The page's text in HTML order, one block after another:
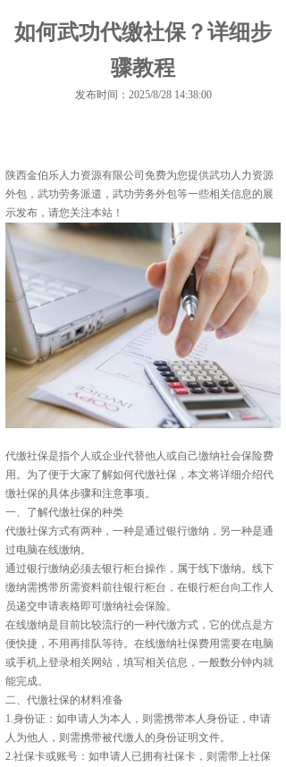
如何武功代缴社保？详细步
骤教程
发布时间：2025/8/28 14:38:00
陕西金伯乐人力资源有限公司免费为您提供武功人力资源
外包 ，武功劳务派遣，武功劳务外包等一些相关信息的展
示发布，请您关注本站！
代缴社保是指个人或企业代替他人或自己缴纳社会保险费
用。为了便于大家了解如何代缴社保，本文将详细介绍代
缴社保的具体步骤和注意事项。
一、了解代缴社保的种类
代缴社保方式有两种，一种是通过银行缴纳，另一种是通
过电脑在线缴纳。
通过银行缴纳必须去银行柜台操作，属于线下缴纳。线下
缴纳需携带所需资料前往银行柜台，在银行柜台向工作人
员递交申请表格即可缴纳社会保险。
在线缴纳是目前比较流行的一种代缴方式，它的优点是方
便快捷，不用再排队等待。在线缴纳社保费用需要在电脑
或手机上登录相关网站，填写相关信息，一般数分钟内就
能完成。
二、代缴社保的材料准备
1.身份证：如申请人为本人，则需携带本人身份证，申请
人为他人，则需携带被代缴人的身份证明文件。
2.社保卡或账号：如申请人已拥有社保卡，则需带上社保